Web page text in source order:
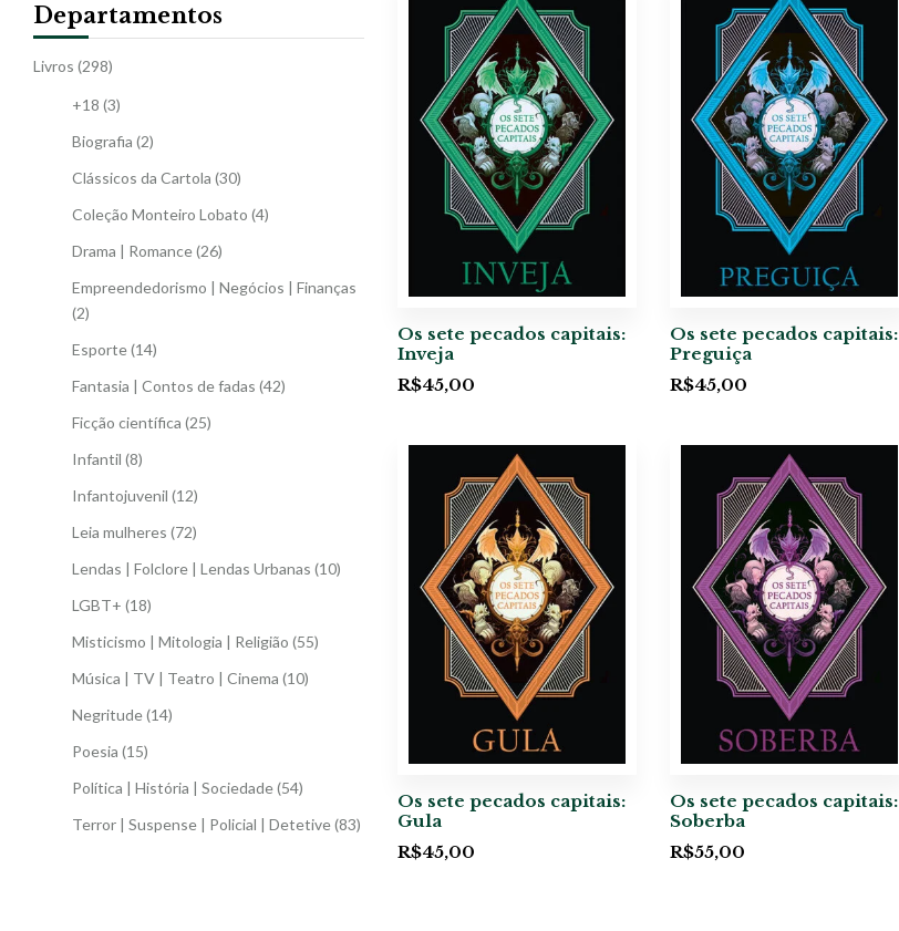
Departamentos
Livros (298)
+18 (3)
Biografia (2)
Clássicos da Cartola (30)
Coleção Monteiro Lobato (4)
Drama | Romance(26)
Empreendedorismo | Negócios | Finanças
(2)
Esporte(14)
Fantasia | Contos de fadas (42)
Ficção científica (25)
Infantil (8)
Infantojuvenil (12)
Leia mulheres (72)
Lendas | Folclore | Lendas Urbanas (10)
LGBT+ (18)
Misticismo | Mitologia | Religião (55)
Música | TV | Teatro | Cinema (10)
Negritude(14)
Poesia (15)
Política | História | Sociedade(54)
Terror | Suspense | Policial | Detetive(83)
Os sete pecados capitais:
Inveja
R$45,00
Os sete pecados capitais:
Preguiça
R$45,00
Os sete pecados capitais:
Gula
R$45,00
Os sete pecados capitais:
Soberba
R$55,00